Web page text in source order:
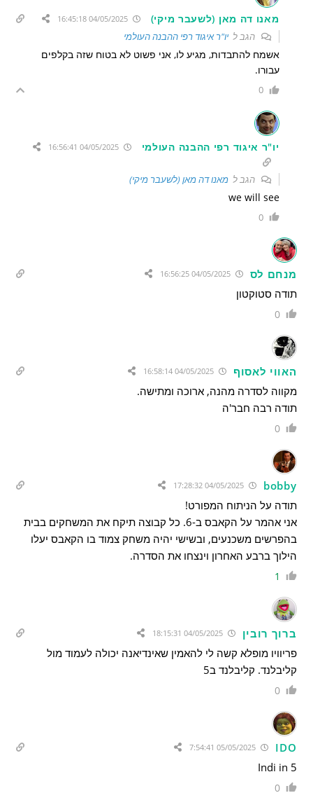
מאנו דה מאן (לשעבר מיקי) 04/05/2025 16:45:18
הגב ליו"ר איגוד רפי ההבנה העולמי
אשמח להתבדות, מגיע לו, אני פשוט לא בטוח שזה בקלפים
עבורו.
0
יו"ר איגוד רפי ההבנה העולמי 04/05/2025 16:56:41
הגב למאנו דה מאן (לשעבר מיקי)
we will see
0
מנחם לס 04/05/2025 16:56:25
תודה סטוקטון
0
האווי לאסוף 04/05/2025 16:58:14
מקווה לסדרה מהנה, ארוכה ומתישה.
תודה רבה חבר'ה
0
bobby
תודה על הניתוח המפורט!
אני אהמר על הקאבס ב-6. כל קבוצה תיקח את המשחקים בבית
בהפרשים משכנעים, ובשישי יהיה משחק צמוד בו הקאבס יעלו
הילוך ברבע האחרון וינצחו את הסדרה.
1
ברוך רובין 04/05/2025 18:15:31
פריוויו מופלא קשה לי להאמין שאינדיאנה יכולה לעמוד מול
קליבלנד. קליבלנד ב5
0
IDO
Indi in 5
0